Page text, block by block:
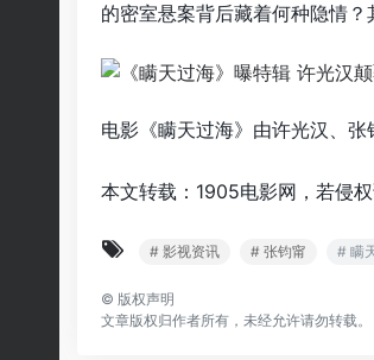
的密室悬案背后藏着何种隐情
电影《瞒天过海》由许光汉、张
本文转载：1905电影网，若侵
# 影视资讯 # 张钧甯 # 瞒
© 版权声明
文章版权归作者所有，未经允许请勿转载。